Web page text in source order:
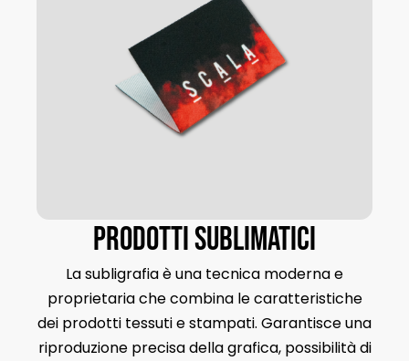
Prodotti sublimatici
La subligrafia è una tecnica moderna e
proprietaria che combina le caratteristiche
dei prodotti tessuti e stampati. Garantisce una
riproduzione precisa della grafica, possibilità di